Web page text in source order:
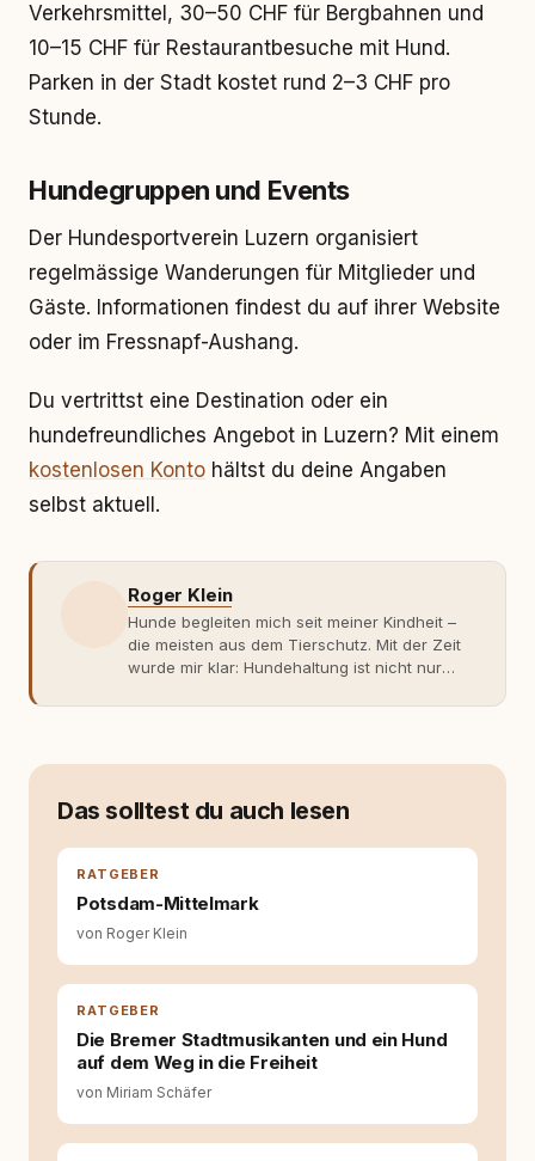
Verkehrsmittel, 30–50 CHF für Bergbahnen und
10–15 CHF für Restaurantbesuche mit Hund.
Parken in der Stadt kostet rund 2–3 CHF pro
Stunde.
Hundegruppen und Events
Der Hundesportverein Luzern organisiert
regelmässige Wanderungen für Mitglieder und
Gäste. Informationen findest du auf ihrer Website
oder im Fressnapf-Aushang.
Du vertrittst eine Destination oder ein
hundefreundliches Angebot in Luzern? Mit einem
kostenlosen Konto hältst du deine Angaben
selbst aktuell.
Roger Klein
Hunde begleiten mich seit meiner Kindheit –
die meisten aus dem Tierschutz. Mit der Zeit
wurde mir klar: Hundehaltung ist nicht nur
Fachwissen. Der Wendepunkt kam mit meinem
moderner Hundeerziehung
entsteht echte Bindung dort, wo Verständnis
Wissen ersetzt – nicht umgekehrt. Aus dieser
Entwicklung entstand rundum.dog – ein
Hundehalter:innen in Deutschland, Österreich
und der Schweiz. Meine Überzeugung:
Tierschutz beginnt mit Wissen. Wer seinen
Hund versteht, trifft bessere Entscheidungen –
für ein Zusammenleben, das beiden guttut.
Das solltest du auch lesen
RATGEBER
Potsdam-Mittelmark
von Roger Klein
RATGEBER
Die Bremer Stadtmusikanten und ein Hund
auf dem Weg in die Freiheit
von Miriam Schäfer